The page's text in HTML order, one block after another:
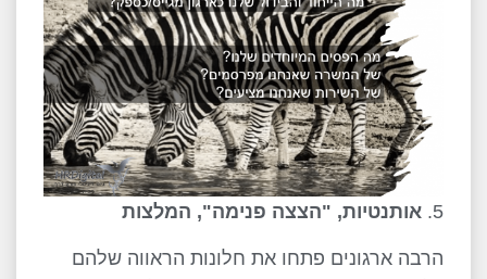
אותנטיות, "הצצה פנימה", המלצות
הרבה ארגונים פתחו את חלונות הראווה שלהם